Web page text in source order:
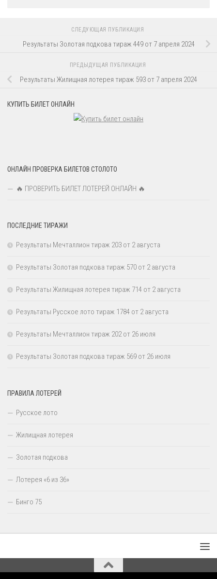
СЛЕДУЮЩАЯ ПУБЛИКАЦИЯ
Результаты Золотая подкова тираж 449 от 7 апреля 2024
ПРЕДЫДУЩАЯ ПУБЛИКАЦИЯ
Результаты Жилищная лотерея тираж 593 от 7 апреля 2024
КУПИТЬ БИЛЕТ ОНЛАЙН
ОНЛАЙН ПРОВЕРКА БИЛЕТОВ СТОЛОТО
🔥 ПРОВЕРИТЬ БИЛЕТ ЛОТЕРЕЙ ОНЛАЙН 🔥
ПОСЛЕДНИЕ ТИРАЖИ
Результаты Мечталлион тираж 203 от 2 августа
Результаты Золотая подкова тираж 570 от 2 августа
Результаты Жилищная лотерея тираж 714 от 2 августа
Результаты Русское лото тираж 1784 от 2 августа
Результаты Мечталлион тираж 202 от 26 июля
Результаты Золотая подкова тираж 569 от 26 июля
ПРАВИЛА ЛОТЕРЕЙ
Русское лото
Жилищная лотерея
Золотая подкова
Лотерея «6 из 36»
Бинго 75